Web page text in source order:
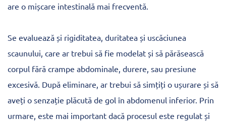
are o mișcare intestinală mai frecventă.
Se evaluează și rigiditatea, duritatea și uscăciunea
scaunului, care ar trebui să fie modelat și să părăsească
corpul fără crampe abdominale, durere, sau presiune
excesivă. După eliminare, ar trebui să simțiți o ușurare și să
aveți o senzație plăcută de gol în abdomenul inferior. Prin
urmare, este mai important dacă procesul este regulat și